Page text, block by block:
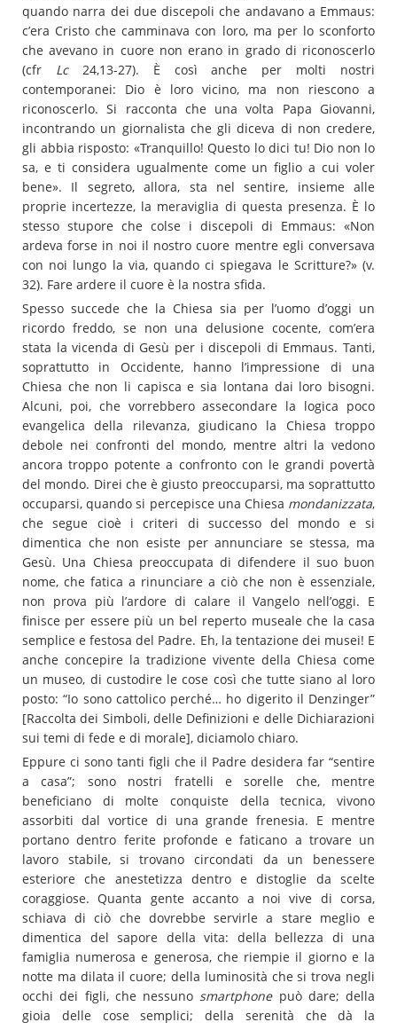
quando narra dei due discepoli che andavano a Emmaus:
c’era Cristo che camminava con loro, ma per lo sconforto
che avevano in cuore non erano in grado di riconoscerlo
(cfr Lc24,13-27). È così anche per molti nostri
contemporanei: Dio è loro vicino, ma non riescono a
riconoscerlo. Si racconta che una volta Papa Giovanni,
incontrando un giornalista che gli diceva di non credere,
gli abbia risposto: «Tranquillo! Questo lo dici tu! Dio non lo
sa, e ti considera ugualmente come un figlio a cui voler
bene». Il segreto, allora, sta nel sentire, insieme alle
proprie incertezze, la meraviglia di questa presenza. È lo
stesso stupore che colse i discepoli di Emmaus: «Non
ardeva forse in noi il nostro cuore mentre egli conversava
con noi lungo la via, quando ci spiegava le Scritture?» (v.
32). Fare ardere il cuore è la nostra sfida.
Spesso succede che la Chiesa sia per l’uomo d’oggi un
ricordo freddo, se non una delusione cocente, com’era
stata la vicenda di Gesù per i discepoli di Emmaus. Tanti,
soprattutto in Occidente, hanno l’impressione di una
Chiesa che non li capisca e sia lontana dai loro bisogni.
Alcuni, poi, che vorrebbero assecondare la logica poco
evangelica della rilevanza, giudicano la Chiesa troppo
debole nei confronti del mondo, mentre altri la vedono
ancora troppo potente a confronto con le grandi povertà
del mondo. Direi che è giusto preoccuparsi, ma soprattutto
occuparsi, quando si percepisce una Chiesa mondanizzata,
che segue cioè i criteri di successo del mondo e si
dimentica che non esiste per annunciare se stessa, ma
Gesù. Una Chiesa preoccupata di difendere il suo buon
nome, che fatica a rinunciare a ciò che non è essenziale,
non prova più l’ardore di calare il Vangelo nell’oggi. E
finisce per essere più un bel reperto museale che la casa
semplice e festosa del Padre. Eh, la tentazione dei musei! E
anche concepire la tradizione vivente della Chiesa come
un museo, di custodire le cose così che tutte siano al loro
posto: “Io sono cattolico perché… ho digerito il Denzinger”
[Raccolta dei Simboli, delle Definizioni e delle Dichiarazioni
sui temi di fede e di morale], diciamolo chiaro.
Eppure ci sono tanti figli che il Padre desidera far “sentire
a casa”; sono nostri fratelli e sorelle che, mentre
beneficiano di molte conquiste della tecnica, vivono
assorbiti dal vortice di una grande frenesia. E mentre
portano dentro ferite profonde e faticano a trovare un
lavoro stabile, si trovano circondati da un benessere
esteriore che anestetizza dentro e distoglie da scelte
coraggiose. Quanta gente accanto a noi vive di corsa,
schiava di ciò che dovrebbe servirle a stare meglio e
dimentica del sapore della vita: della bellezza di una
famiglia numerosa e generosa, che riempie il giorno e la
notte ma dilata il cuore; della luminosità che si trova negli
occhi dei figli, che nessuno smartphonepuò dare; della
gioia delle cose semplici; della serenità che dà la